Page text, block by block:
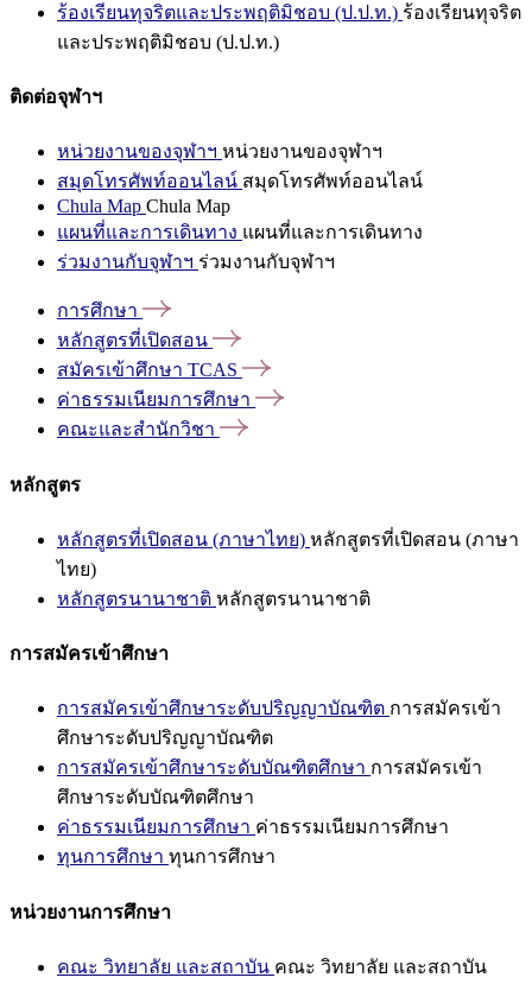
ร้องเรียนทุจริตและประพฤติมิชอบ (ป.ป.ท.) ร้องเรียนทุจริต
และประพฤติมิชอบ (ป.ป.ท.)
ติดต่อจุฬาฯ
หน่วยงานของจุฬาฯ หน่วยงานของจุฬาฯ
สมุดโทรศัพท์ออนไลน์ สมุดโทรศัพท์ออนไลน์
Chula Map Chula Map
แผนที่และการเดินทาง แผนที่และการเดินทาง
ร่วมงานกับจุฬาฯ ร่วมงานกับจุฬาฯ
การศึกษา
หลักสูตรที่เปิดสอน
สมัครเข้าศึกษา TCAS
ค่าธรรมเนียมการศึกษา
คณะและสำนักวิชา
หลักสูตร
หลักสูตรที่เปิดสอน (ภาษาไทย) หลักสูตรที่เปิดสอน (ภาษา
ไทย)
หลักสูตรนานาชาติ หลักสูตรนานาชาติ
การสมัครเข้าศึกษา
การสมัครเข้าศึกษาระดับปริญญาบัณฑิต การสมัครเข้า
ศึกษาระดับปริญญาบัณฑิต
การสมัครเข้าศึกษาระดับบัณฑิตศึกษา การสมัครเข้า
ศึกษาระดับบัณฑิตศึกษา
ค่าธรรมเนียมการศึกษา ค่าธรรมเนียมการศึกษา
ทุนการศึกษา ทุนการศึกษา
หน่วยงานการศึกษา
คณะ วิทยาลัย และสถาบัน คณะ วิทยาลัย และสถาบัน